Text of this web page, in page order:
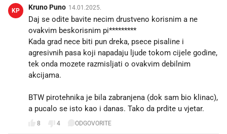
KP Kruno Puno 14.01.2025.
Daj se odite bavite necim drustveno korisnim a ne
ovakvim beskorisnim pi*********
Kada grad nece biti pun dreka, psece pisaline i
agresivnih pasa koji napadaju ljude tokom cijele godine,
tek onda mozete razmisljati o ovakvim debilnim
akcijama.
BTW pirotehnika je bila zabranjena (dok sam bio klinac),
a pucalo se isto kao i danas. Tako da prdite u vjetar.
8 4 ODGOVORITE